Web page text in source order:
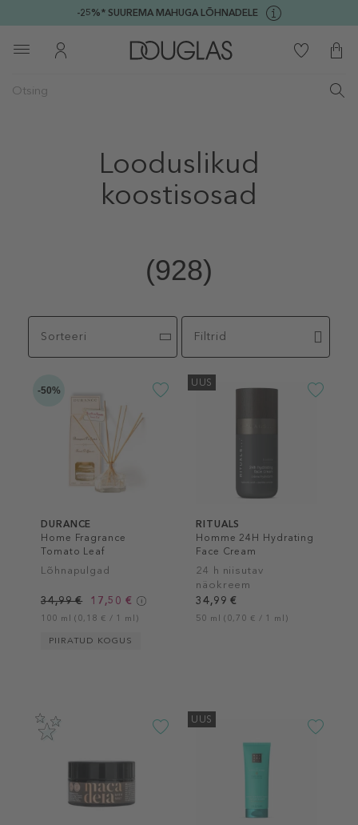
-25%* SUUREMA MAHUGA LÕHNADELE
Looduslikud
koostisosad
(928)
Sorteeri Filtrid
-50%
DURANCE
Home Fragrance
Tomato Leaf
Lõhnapulgad
34,99 € 17,50 €
100 ml (0,18 € / 1 ml)
PIIRATUD KOGUS
UUS
RITUALS
Homme 24H Hydrating
Face Cream
24 h niisutav
näokreem
34,99 €
50 ml (0,70 € / 1 ml)
UUS